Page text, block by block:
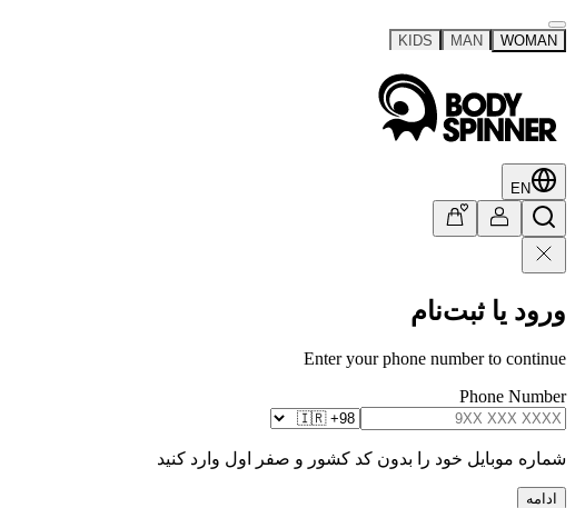
WOMAN
MAN
KIDS
EN
ورود یا ثبت‌نام
Enter your phone number to continue
Phone Number
شماره موبایل خود را بدون کد کشور و صفر اول وارد کنید
ادامه